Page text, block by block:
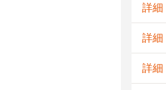
詳
詳
詳